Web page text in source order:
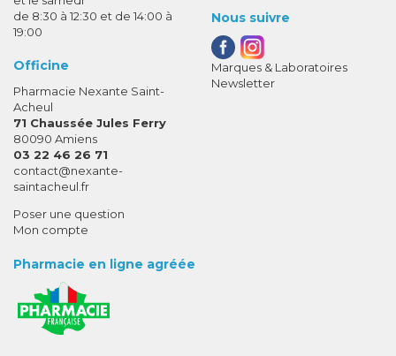
de 8:30 à 12:30 et de 14:00 à
19:00
Officine
Pharmacie Nexante Saint-
Acheul
71 Chaussée Jules Ferry
80090 Amiens
03 22 46 26 71
contact-
@-
nexante-
saintacheul.fr
Poser une question
Mon compte
Nous suivre
Marques & Laboratoires
Newsletter
Pharmacie en ligne agréée